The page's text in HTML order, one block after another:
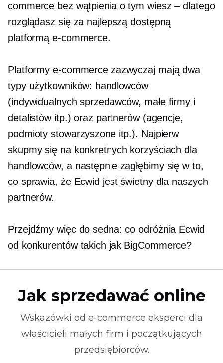
commerce bez wątpienia o tym wiesz – dlatego
rozglądasz się za najlepszą dostępną
platformą e-commerce.
Platformy e-commerce zazwyczaj mają dwa
typy użytkowników: handlowców
(indywidualnych sprzedawców, małe firmy i
detalistów itp.) oraz partnerów (agencje,
podmioty stowarzyszone itp.). Najpierw
skupmy się na konkretnych korzyściach dla
handlowców, a następnie zagłębimy się w to,
co sprawia, że ​​Ecwid jest świetny dla naszych
partnerów.
Przejdźmy więc do sedna: co odróżnia Ecwid
od konkurentów takich jak BigCommerce?
Jak sprzedawać online
Wskazówki od e-commerce eksperci dla
właścicieli małych firm i początkujących
przedsiębiorców.